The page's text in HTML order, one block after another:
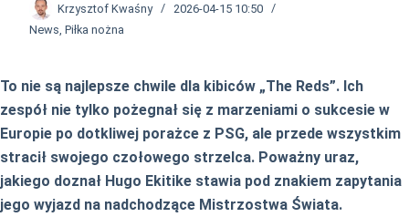
Krzysztof Kwaśny
2026-04-15 10:50
News, Piłka nożna
To nie są najlepsze chwile dla kibiców „The Reds”. Ich
zespół nie tylko pożegnał się z marzeniami o sukcesie w
Europie po dotkliwej porażce z PSG, ale przede wszystkim
stracił swojego czołowego strzelca. Poważny uraz,
jakiego doznał Hugo Ekitike stawia pod znakiem zapytania
jego wyjazd na nadchodzące Mistrzostwa Świata.